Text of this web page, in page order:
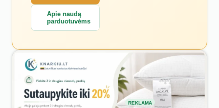
Apie naudą
parduotuvėms
REKLAMA